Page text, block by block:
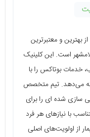
بهترین و معتبرترین
است. این کلینیک
خدمات بوتاکس را با
می‌دهد. تیم متخصص
سازی شده ای را برای
با نیازهای هر فرد
از اولویت‌های اصلی